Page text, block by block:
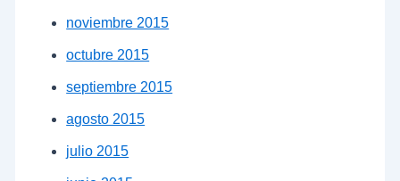
noviembre 2015
octubre 2015
septiembre 2015
agosto 2015
julio 2015